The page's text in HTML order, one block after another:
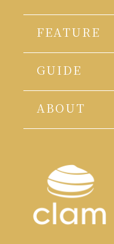
FEATURE
GUIDE
ABOUT